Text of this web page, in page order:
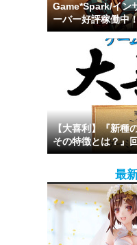
Game*Spark/イン
ーバー好評稼働中
【大喜利】『新種
その特徴とは？』
最